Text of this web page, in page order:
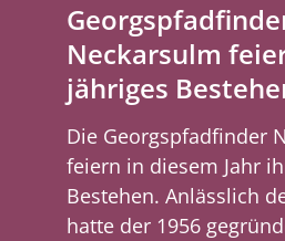
Neckarsulm
jähriges
Die Georgspfadfinder
feiern in diesem Jahr
Bestehen. Anlässlich
hatte der 1956